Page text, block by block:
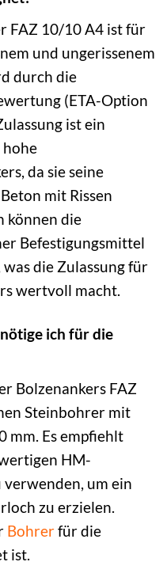
FAZ 10/10 A4 ist für
und ungerissenem
durch die
(ETA-Option
ist ein
da sie seine
mit Rissen
können die
Befestigungsmittel
die Zulassung für
wertvoll macht.
ich für die
Bolzenankers FAZ
Steinbohrer mit
mm. Es empfiehlt
HM-
um ein
zu erzielen.
Bohrerfür die
ist.